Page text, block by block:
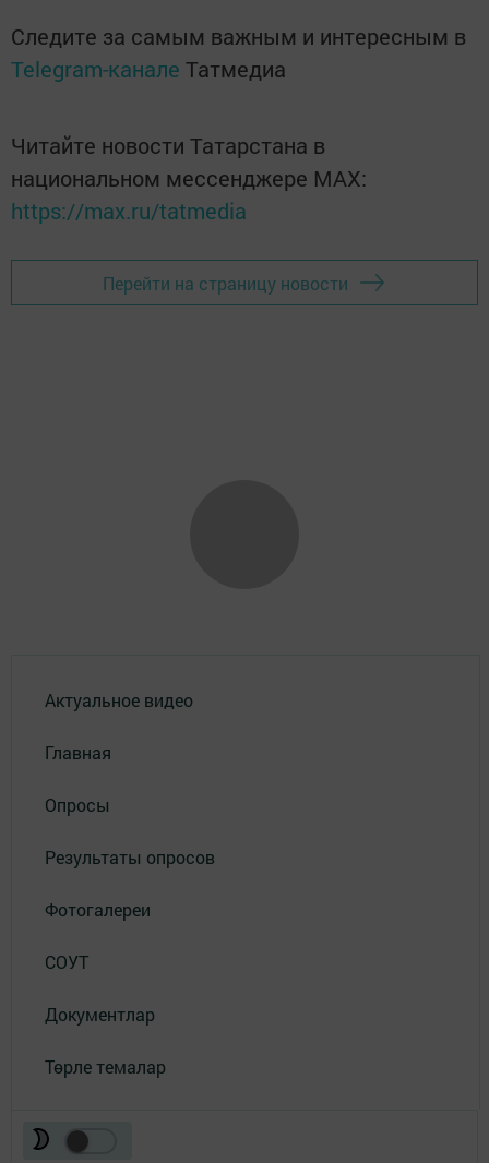
Следите за самым важным и интересным в
Telegram-канале Татмедиа
Читайте новости Татарстана в
национальном мессенджере MАХ:
https://max.ru/tatmedia
Перейти на страницу новости
Актуальное видео
Главная
Опросы
Результаты опросов
Фотогалереи
СОУТ
Документлар
Төрле темалар